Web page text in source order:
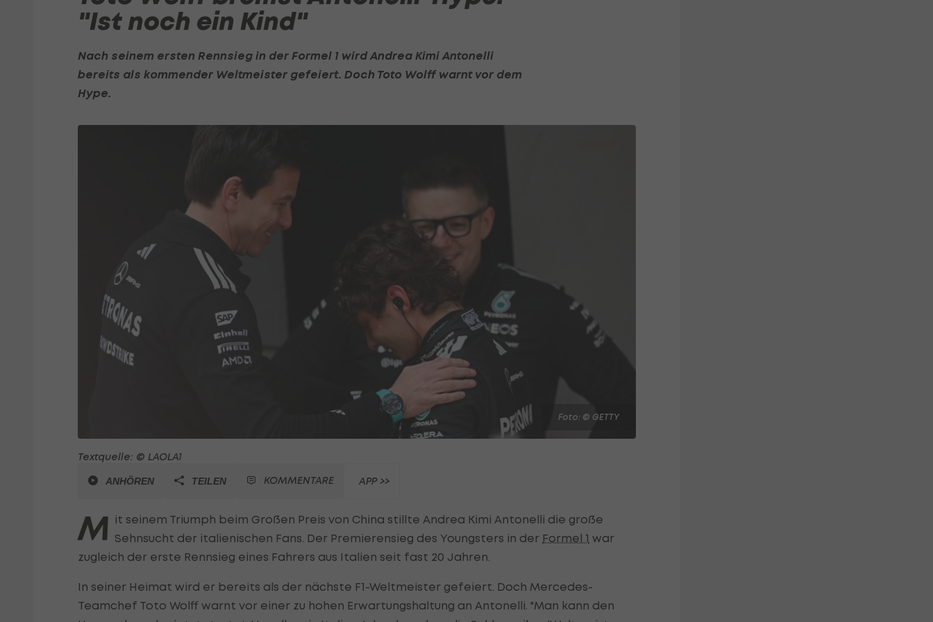
"Ist noch ein Kind"
Nach seinem ersten Rennsieg in der Formel 1 wird Andrea Kimi Antonelli
bereits als kommender Weltmeister gefeiert. Doch Toto Wolff warnt vor dem
Hype.
Foto: © GETTY
Textquelle: © LAOLA1
ANHÖREN TEILEN KOMMENTARE APP >>
M it seinem Triumph beim Großen Preis von China stillte Andrea Kimi Antonelli die große
Sehnsucht der italienischen Fans. Der Premierensieg des Youngsters in der Formel 1 war
zugleich der erste Rennsieg eines Fahrers aus Italien seit fast 20 Jahren.
In seiner Heimat wird er bereits als der nächste F1-Weltmeister gefeiert. Doch Mercedes-
Teamchef Toto Wolff warnt vor einer zu hohen Erwartungshaltung an Antonelli. "Man kann den